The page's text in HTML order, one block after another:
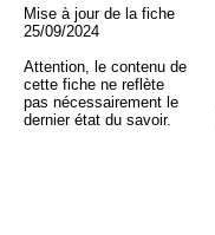
Mise à jour de la fiche
25/09/2024
Attention, le contenu de
cette fiche ne reflète
pas nécessairement le
dernier état du savoir.